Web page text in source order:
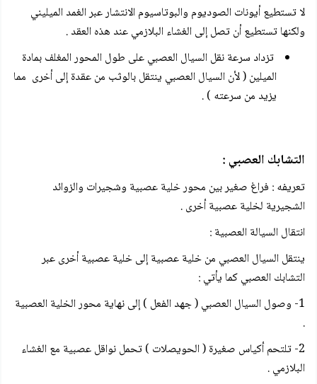
لا تستطيع أيونات الصوديوم والبوتاسيوم الانتشار عبر الغمد الميليني
ولكنها تستطيع أن تصل إلى الغشاء البلازمي عند هذه العقد .
تزداد سرعة نقل السيال العصبي على طول المحور المغلف بمادة
الميلين ( لأن السيال العصبي ينتقل بالوثب من عقدة إلى أخرى مما
يزيد من سرعته ) .
التشابك العصبي :
تعريفه : فراغ صغير بين محور خلية عصبية وشجيرات والزوائد
الشجيرية لخلية عصبية أخرى .
انتقال السيالة العصبية :
ينتقل السيال العصبي من خلية عصبية إلى خلية عصبية أخرى عبر
التشابك العصبي كما يأتي :
1- وصول السيال العصبي ( جهد الفعل ) إلى نهاية محور الخلية العصبية
.
2- تلتحم أكياس صغيرة ( الحويصلات ) تحمل نواقل عصبية مع الغشاء
البلازمي .